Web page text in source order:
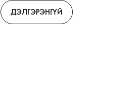
чармайлтаар хамгийн өндөр үр дүн
– таны амьдралын хамгийн сайхан
арьсны төлөө.
ДЭЛГЭРЭНГҮЙ